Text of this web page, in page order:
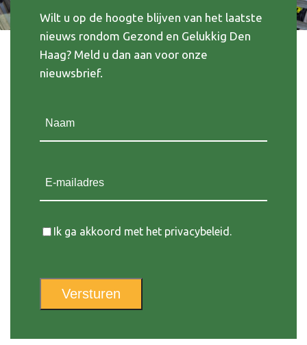
Wilt u op de hoogte blijven van het laatste
nieuws rondom Gezond en Gelukkig Den
Haag? Meld u dan aan voor onze
nieuwsbrief.
Instemming
Ik ga akkoord met het privacybeleid.
Versturen